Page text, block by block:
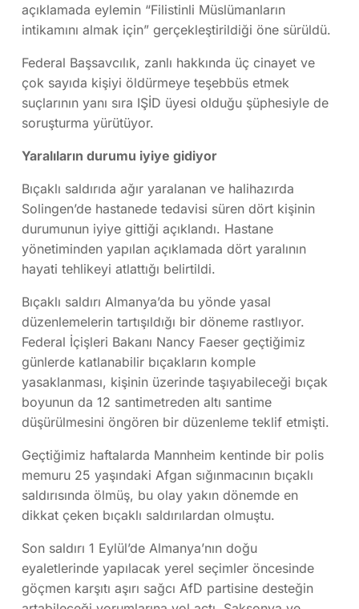
açıklamada eylemin “Filistinli Müslümanların
intikamını almak için” gerçekleştirildiği öne sürüldü.
Federal Başsavcılık, zanlı hakkında üç cinayet ve
çok sayıda kişiyi öldürmeye teşebbüs etmek
suçlarının yanı sıra IŞİD üyesi olduğu şüphesiyle de
soruşturma yürütüyor.
Yaralıların durumu iyiye gidiyor
Bıçaklı saldırıda ağır yaralanan ve halihazırda
Solingen’de hastanede tedavisi süren dört kişinin
durumunun iyiye gittiği açıklandı. Hastane
yönetiminden yapılan açıklamada dört yaralının
hayati tehlikeyi atlattığı belirtildi.
Bıçaklı saldırı Almanya’da bu yönde yasal
düzenlemelerin tartışıldığı bir döneme rastlıyor.
Federal İçişleri Bakanı Nancy Faeser geçtiğimiz
günlerde katlanabilir bıçakların komple
yasaklanması, kişinin üzerinde taşıyabileceği bıçak
boyunun da 12 santimetreden altı santime
düşürülmesini öngören bir düzenleme teklif etmişti.
Geçtiğimiz haftalarda Mannheim kentinde bir polis
memuru 25 yaşındaki Afgan sığınmacının bıçaklı
saldırısında ölmüş, bu olay yakın dönemde en
dikkat çeken bıçaklı saldırılardan olmuştu.
Son saldırı 1 Eylül’de Almanya’nın doğu
eyaletlerinde yapılacak yerel seçimler öncesinde
göçmen karşıtı aşırı sağcı AfD partisine desteğin